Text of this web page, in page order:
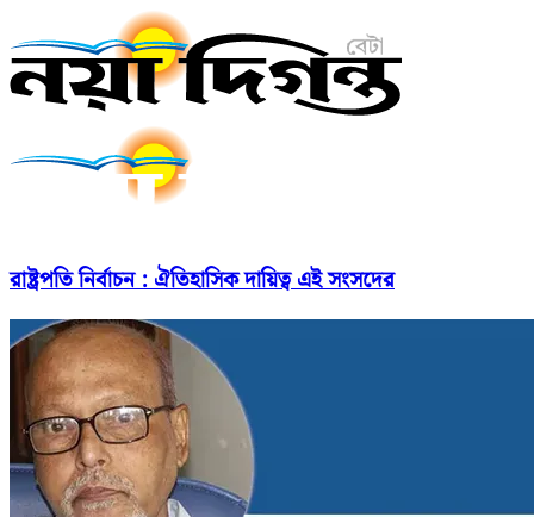
রাষ্ট্রপতি নির্বাচন : ঐতিহাসিক দায়িত্ব এই সংসদের